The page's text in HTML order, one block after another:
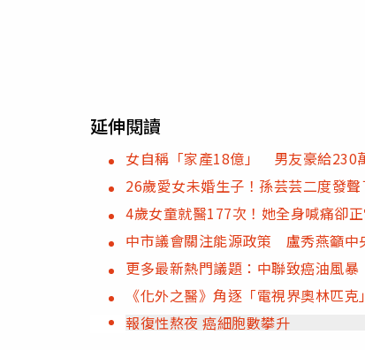
延伸閱讀
女自稱「家產18億」 男友豪給230
26歲愛女未婚生子！孫芸芸二度發
4歲女童就醫177次！她全身喊痛卻
中市議會關注能源政策 盧秀燕籲中
更多最新熱門議題：中聯致癌油風暴
《化外之醫》角逐「電視界奧林匹
報復性熬夜 癌細胞數攀升